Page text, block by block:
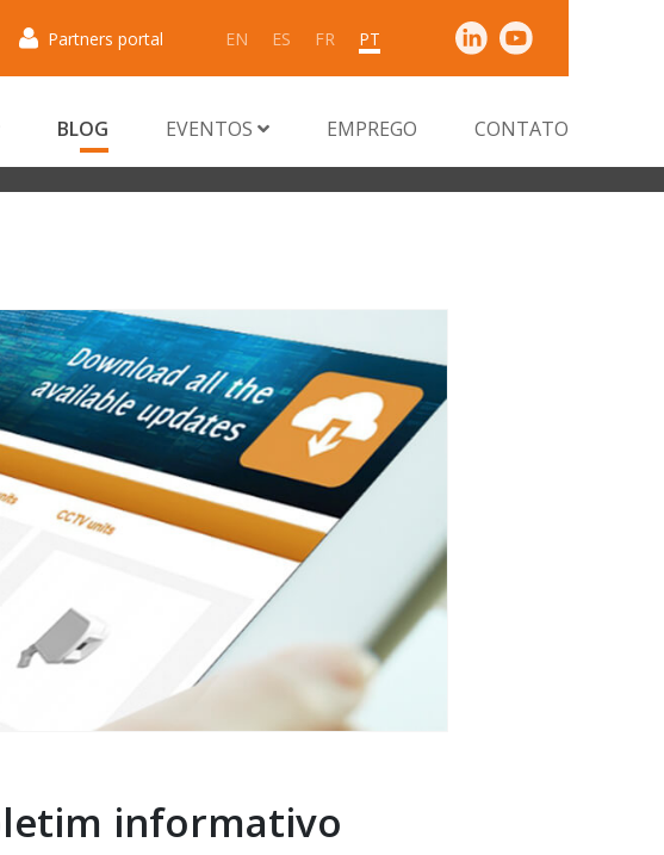
Partners portal EN ES FR PT
BLOG EVENTOS EMPREGO CONTATO
informativo